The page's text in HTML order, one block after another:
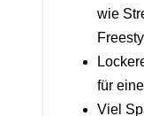
wie
für
Viel